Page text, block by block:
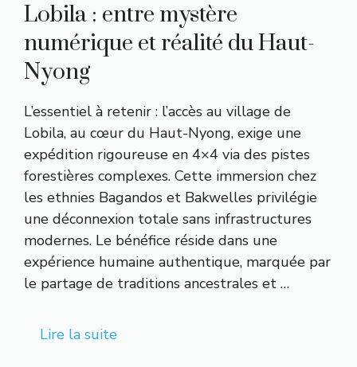
Lobila : entre mystère
numérique et réalité du Haut-
Nyong
L’essentiel à retenir : l’accès au village de
Lobila, au cœur du Haut-Nyong, exige une
expédition rigoureuse en 4×4 via des pistes
forestières complexes. Cette immersion chez
les ethnies Bagandos et Bakwelles privilégie
une déconnexion totale sans infrastructures
modernes. Le bénéfice réside dans une
expérience humaine authentique, marquée par
le partage de traditions ancestrales et …
Lire la suite